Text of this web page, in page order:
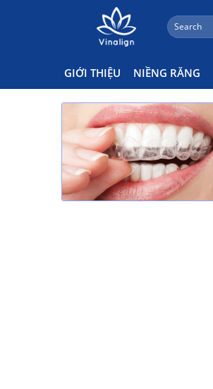
Search
for:
GIỚI THIỆU NIỀNG RĂNG
Quy Trình Niềng